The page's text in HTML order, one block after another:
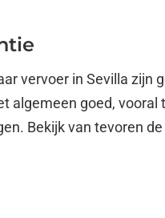
vervoer in Sevilla
algemeen goed,
Bekijk van tevoren